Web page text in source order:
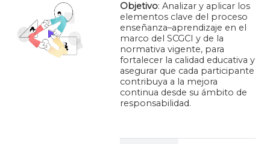
Objetivo: Analizar y aplicar los
elementos clave del proceso
enseñanza–aprendizaje en el
marco del SCGCI y de la
normativa vigente, para
fortalecer la calidad educativa y
asegurar que cada participante
contribuya a la mejora
continua desde su ámbito de
responsabilidad.